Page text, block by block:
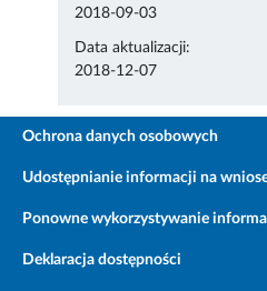
2018-09-03
Data aktualizacji:
2018-12-07
Ochrona danych osobowych
Udostępnianie informacji na
Ponowne wykorzystywanie
Deklaracja dostępności